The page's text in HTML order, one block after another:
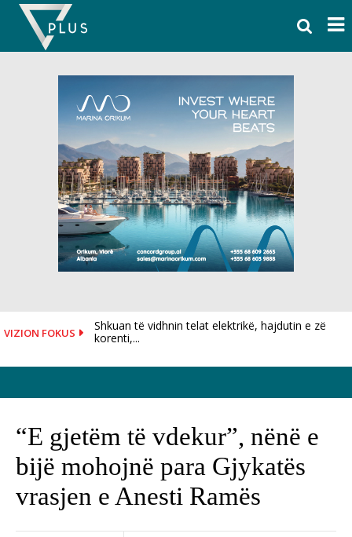
Skip
content
VIZION FOKUS
Shkuan të vidhnin telat elektrikë, hajdutin e zë
korenti,...
“E gjetëm të vdekur”, nënë e
bijë mohojnë para Gjykatës
vrasjen e Anesti Ramës